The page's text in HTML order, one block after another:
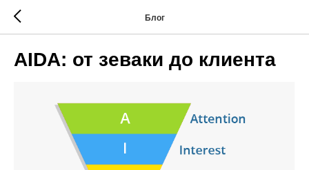
Блог
AIDA: от зеваки до клиента